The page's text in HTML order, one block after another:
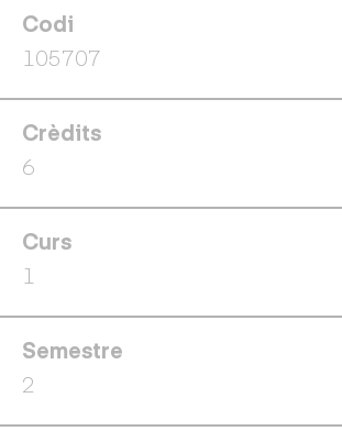
Codi
105707
Crèdits
6
Curs
1
Semestre
2